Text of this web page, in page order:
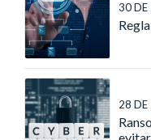
30 DE
28 DE